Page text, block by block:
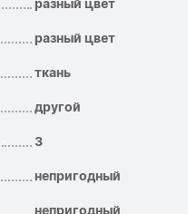
разный цвет
разный цвет
ткань
другой
3
непригодный
непригодный